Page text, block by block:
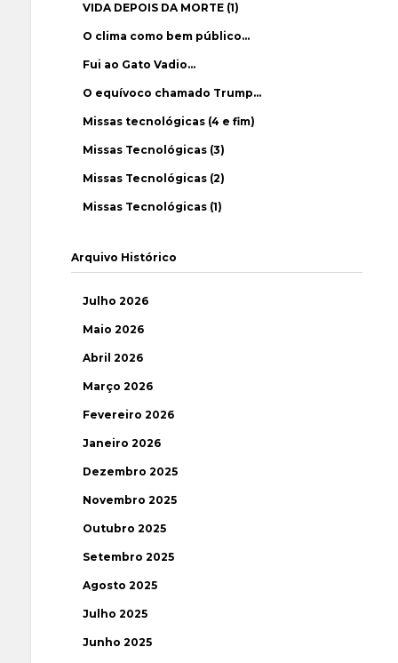
VIDA DEPOIS DA MORTE (1)
O clima como bem público…
Fui ao Gato Vadio…
O equívoco chamado Trump…
Missas tecnológicas (4 e fim)
Missas Tecnológicas (3)
Missas Tecnológicas (2)
Missas Tecnológicas (1)
Arquivo Histórico
Julho 2026
Maio 2026
Abril 2026
Março 2026
Fevereiro 2026
Janeiro 2026
Dezembro 2025
Novembro 2025
Outubro 2025
Setembro 2025
Agosto 2025
Julho 2025
Junho 2025